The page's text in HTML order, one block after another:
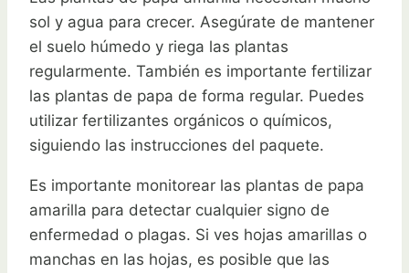
sol y agua para crecer. Asegúrate de mantener
el suelo húmedo y riega las plantas
regularmente. También es importante fertilizar
las plantas de papa de forma regular. Puedes
utilizar fertilizantes orgánicos o químicos,
siguiendo las instrucciones del paquete.
Es importante monitorear las plantas de papa
amarilla para detectar cualquier signo de
enfermedad o plagas. Si ves hojas amarillas o
manchas en las hojas, es posible que las